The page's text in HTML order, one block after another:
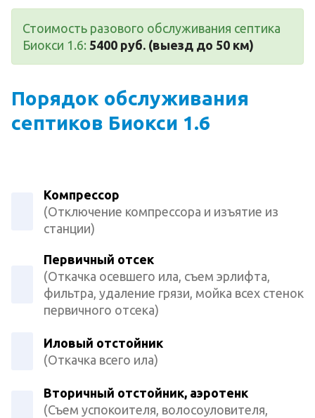
Стоимость разового обслуживания септика
Биокси 1.6: 5400 руб. (выезд до 50 км)
Порядок обслуживания
септиков Биокси 1.6
Компрессор
(Отключение компрессора и изъятие из
станции)
Первичный отсек
(Откачка осевшего ила, съем эрлифта,
фильтра, удаление грязи, мойка всех стенок
первичного отсека)
Иловый отстойник
(Откачка всего ила)
Вторичный отстойник, аэротенк
(Съем успокоителя, волосоуловителя,